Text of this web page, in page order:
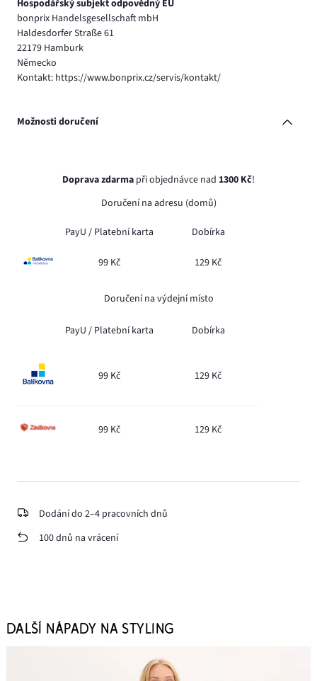
Hospodářský subjekt odpovědný EU
bonprix Handelsgesellschaft mbH
Haldesdorfer Straße 61
22179 Hamburk
Německo
Kontakt: https://www.bonprix.cz/servis/kontakt/
Možnosti doručení
Doprava zdarma při objednávce nad 1300 Kč!
Doručení na adresu (domů)
PayU / Platební karta Dobírka
99 Kč 129 Kč
Doručení na výdejní místo
PayU / Platební karta Dobírka
99 Kč 129 Kč
99 Kč 129 Kč
Dodání do 2–4 pracovních dnů
100 dnů na vrácení
DALŠÍ NÁPADY NA STYLING